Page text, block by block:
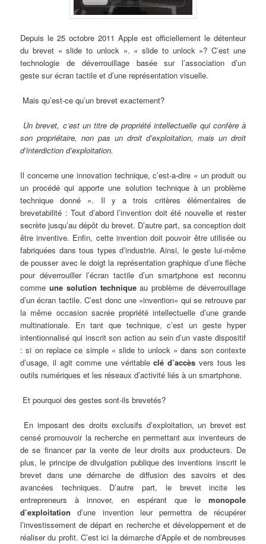
Depuis le 25 octobre 2011 Apple est officiellement le détenteur
du brevet « slide to unlock ». « slide to unlock »? C’est une
technologie de déverrouillage basée sur l’association d’un
geste sur écran tactile et d’une représentation visuelle.
Mais qu’est-ce qu’un brevet exactement?
Un brevet, c’est un titre de propriété intellectuelle qui confère à
son propriétaire,non pas un droit d’exploitation, mais un droit
d’interdiction d’exploitation.
Il concerne une innovation technique, c’est-a-dire « un produit ou
un procédé qui apporte une solution technique à un problème
technique donné ». Il y a trois critères élémentaires de
brevetabilité : Tout d’abord l’invention doit été nouvelle et rester
secrète jusqu’au dépôt du brevet. D’autre part, sa conception doit
être inventive. Enfin, cette invention doit pouvoir être utilisée ou
fabriquées dans tous types d’industrie. Ainsi, le geste lui-même
de pousser avec le doigt la représentation graphique d’une flèche
pour déverrouiller l’écran tactile d’un smartphone est reconnu
comme une solution techniqueau problème de déverrouillage
d’un écran tactile. C’est donc une «invention» qui se retrouve par
la même occasion sacrée propriété intellectuelle d’une grande
multinationale. En tant que technique, c’est un geste hyper
intentionnalisé qui inscrit son action au sein d’un vaste dispositif
: si on replace ce simple « slide to unlock » dans son contexte
d’usage, il agit comme une véritableclé d’accès vers tous les
outils numériques et les réseaux d’activité liés à un smartphone.
Et pourquoi des gestes sont-ils brevetés?
En imposant des droits exclusifs d’exploitation, un brevet est
censé promouvoir la recherche en permettant aux inventeurs de
de se financer par la vente de leur droits aux producteurs. De
plus, le principe de divulgation publique des inventions inscrit le
brevet dans une démarche de diffusion des savoirs et des
avancées techniques. D’autre part, le brevet incite les
entrepreneurs à innover, en espérant que le monopole
d’exploitation d’une invention leur permettra de récupérer
l’investissement de départ en recherche et développement et de
réaliser du profit. C’est ici la démarche d’Apple et de nombreuses